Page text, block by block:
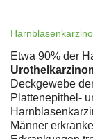
Etwa 90% der
Deckgewebe
Plattenepithel-
Männer